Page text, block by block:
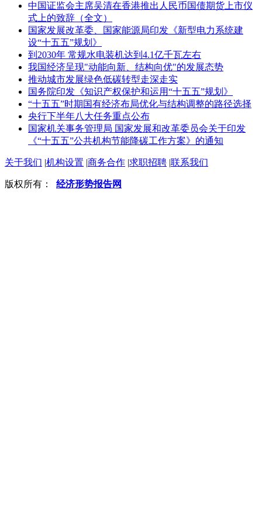
中国证监会主席吴清在香港推出人民币国债期货上市仪
式上的致辞（全文）
国家发展改革委、国家能源局印发《新型电力系统建
设“十五五”规划》
到2030年 常规水电装机达到4.1亿千瓦左右
我国经济呈现"动能向新、结构向优"的发展态势
推动城市发展绿色低碳转型走深走实
国务院印发《知识产权保护和运用“十五五”规划》
“十五五”时期国有经济布局优化与结构调整的路径选择
央行下半年八大任务重点公布
国家机关事务管理局 国家发展和改革委员会关于印发
《“十五五”公共机构节能降碳工作方案》的通知
关于我们 |机构设置 |商务合作 |求职招聘 |联系我们
版权所有： 经济形势报告网